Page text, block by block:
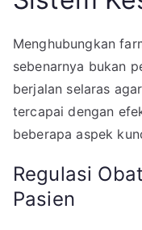
Menghubungkan
sebenarnya bukan
berjalan selaras
tercapai dengan
beberapa aspek
Regulasi
Pasien